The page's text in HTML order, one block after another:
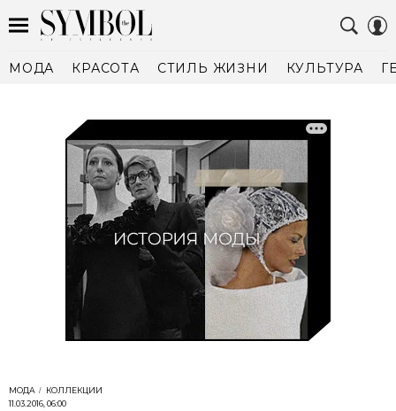
МОДА КРАСОТА СТИЛЬ ЖИЗНИ КУЛЬТУРА
МОДА
КОЛЛЕКЦИИ
11.03.2016, 06:00